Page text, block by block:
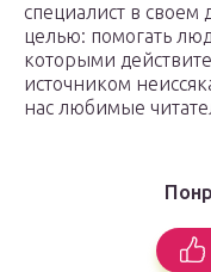
специалист в
целью: помогать
которыми
источником
нас любимые